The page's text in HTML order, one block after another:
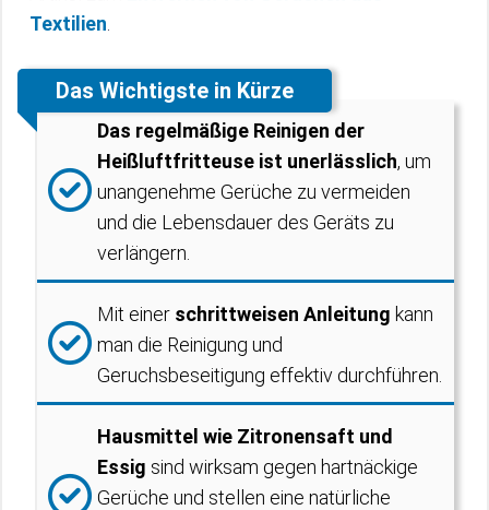
Textilien
Das Wichtigste in Kürze
Das regelmäßige Reinigen der
Heißluftfritteuse ist unerlässlich, um
unangenehme Gerüche zu vermeiden
und die Lebensdauer des Geräts zu
verlängern.
Mit einer schrittweisen Anleitung kann
man die Reinigung und
Geruchsbeseitigung effektiv durchführen.
Hausmittel wie Zitronensaft und
Essig sind wirksam gegen hartnäckige
Gerüche und stellen eine natürliche